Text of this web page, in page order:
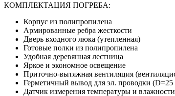
КОМПЛЕКТАЦИЯ ПОГРЕБА:
Корпус из полипропилена
Армированные ребра жесткости
Дверь входного люка (утепленная)
Готовые полки из полипропилена
Удобная деревянная лестница
Яркое и экономное освещение
Приточно-вытяжная вентиляция
Герметичный вывод для эл. проводки
Датчик измерения температуры и влажности